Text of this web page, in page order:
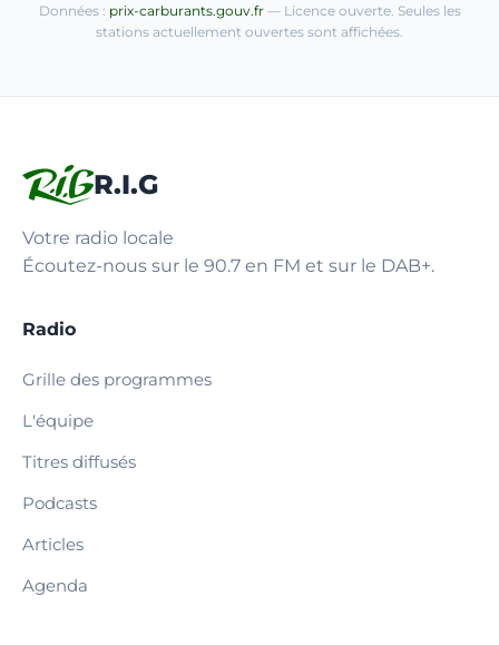
Données : prix-carburants.gouv.fr— Licence ouverte. Seules les
stations actuellement ouvertes sont affichées.
R.I.G
Votre radio locale
Écoutez-nous sur le 90.7 en FM et sur le DAB+.
Radio
Grille des programmes
L'équipe
Titres diffusés
Podcasts
Articles
Agenda